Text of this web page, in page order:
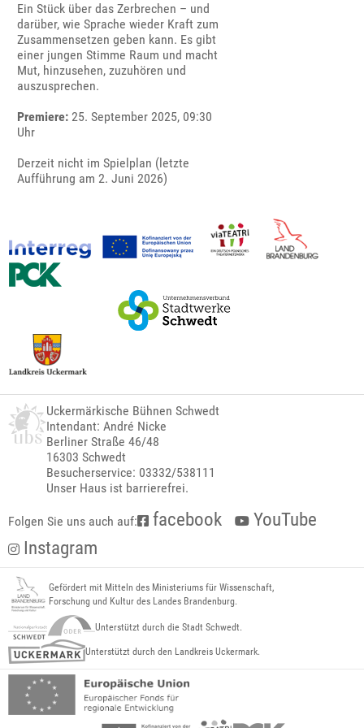
Ein Stück über das Zerbrechen – und
darüber, wie Sprache wieder Kraft zum
Zusammensetzen geben kann. Es gibt
einer jungen Stimme Raum und macht
Mut, hinzusehen, zuzuhören und
auszusprechen.
Premiere: 25. September 2025, 09:30
Uhr
Derzeit nicht im Spielplan (letzte
Aufführung am 2. Juni 2026)
Uckermärkische Bühnen Schwedt
Intendant: André Nicke
Berliner Straße 46/48
16303 Schwedt
Besucherservice: 03332/538111
Unser Haus ist barrierefrei.
Folgen Sie uns auch auf: facebook
YouTube
Instagram
Gefördert mit Mitteln des Ministeriums für Wissenschaft,
Forschung und Kultur des Landes Brandenburg.
Unterstützt durch die Stadt Schwedt.
Unterstützt durch den Landkreis Uckermark.